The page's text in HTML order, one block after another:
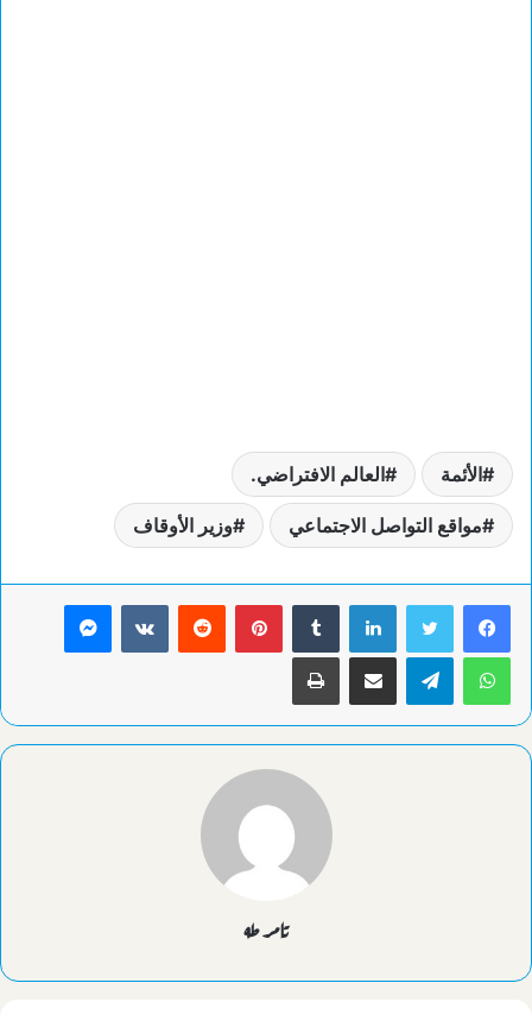
الأئمة العالم الافتراضي.
مواقع التواصل الاجتماعي وزير الأوقاف
لينكدإن بينتيريست ماسنجر
واتساب تيلقرام مشاركة عبر البريد طباعة
تامر طه